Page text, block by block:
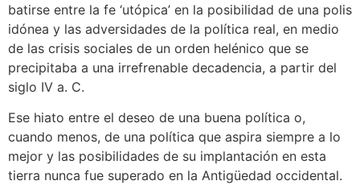
batirse entre la fe ‘utópica’ en la posibilidad de una polis
idónea y las adversidades de la política real, en medio
de las crisis sociales de un orden helénico que se
precipitaba a una irrefrenable decadencia, a partir del
siglo IV a. C.
Ese hiato entre el deseo de una buena política o,
cuando menos, de una política que aspira siempre a lo
mejor y las posibilidades de su implantación en esta
tierra nunca fue superado en la Antigüedad occidental.